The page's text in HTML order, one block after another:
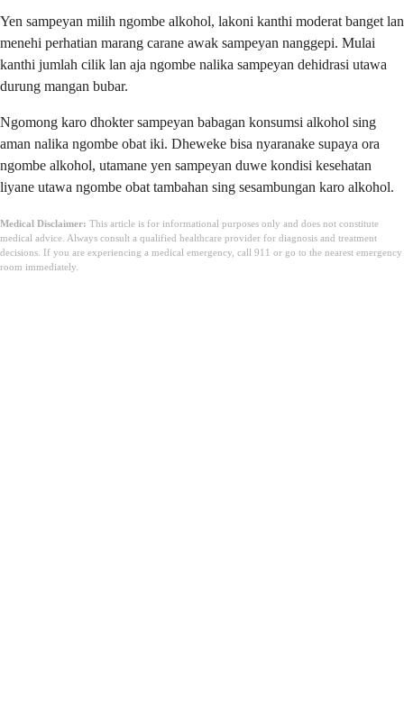
Yen sampeyan milih ngombe alkohol, lakoni kanthi moderat banget lan
menehi perhatian marang carane awak sampeyan nanggepi. Mulai
kanthi jumlah cilik lan aja ngombe nalika sampeyan dehidrasi utawa
durung mangan bubar.
Ngomong karo dhokter sampeyan babagan konsumsi alkohol sing
aman nalika ngombe obat iki. Dheweke bisa nyaranake supaya ora
ngombe alkohol, utamane yen sampeyan duwe kondisi kesehatan
liyane utawa ngombe obat tambahan sing sesambungan karo alkohol.
Medical Disclaimer: This article is for informational purposes only and does not constitute
medical advice. Always consult a qualified healthcare provider for diagnosis and treatment
decisions. If you are experiencing a medical emergency, call 911 or go to the nearest emergency
room immediately.